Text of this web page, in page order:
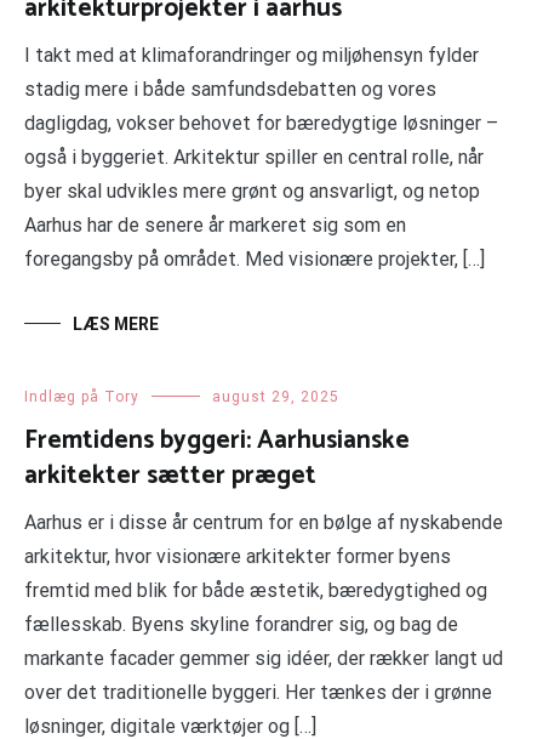
arkitekturprojekter i aarhus
I takt med at klimaforandringer og miljøhensyn fylder
stadig mere i både samfundsdebatten og vores
dagligdag, vokser behovet for bæredygtige løsninger –
også i byggeriet. Arkitektur spiller en central rolle, når
byer skal udvikles mere grønt og ansvarligt, og netop
Aarhus har de senere år markeret sig som en
foregangsby på området. Med visionære projekter, […]
LÆS MERE
Indlæg på Tory august 29, 2025
Fremtidens byggeri: Aarhusianske
arkitekter sætter præget
Aarhus er i disse år centrum for en bølge af nyskabende
arkitektur, hvor visionære arkitekter former byens
fremtid med blik for både æstetik, bæredygtighed og
fællesskab. Byens skyline forandrer sig, og bag de
markante facader gemmer sig idéer, der rækker langt ud
over det traditionelle byggeri. Her tænkes der i grønne
løsninger, digitale værktøjer og […]